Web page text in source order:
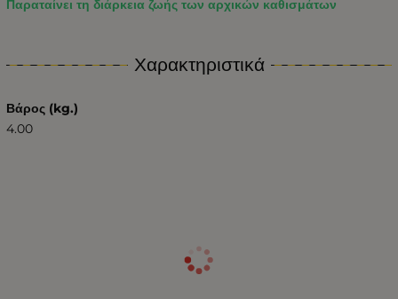
Παραταίνει τη διάρκεια ζωής των αρχικών καθισμάτων
Χαρακτηριστικά
Βάρος (kg.)
4.00